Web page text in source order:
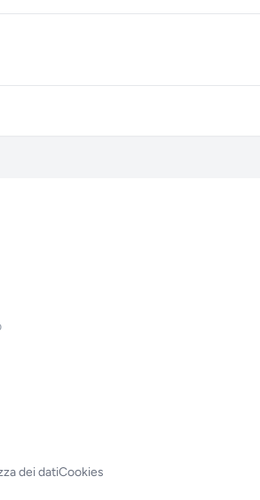
dei datiCookies